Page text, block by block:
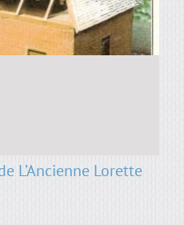
L’Ancienne Lorette